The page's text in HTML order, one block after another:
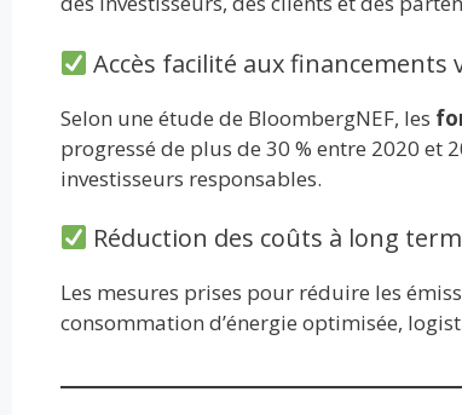
Accès facilité aux financements
Selon une étude de BloombergNEF, les
progressé de plus de 30 % entre 2020 et
investisseurs responsables.
Réduction des coûts à long
Les mesures prises pour réduire les
consommation d’énergie optimisée,